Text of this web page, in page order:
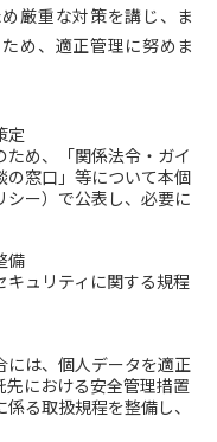
厳重な対策を講じ、ま
め、適正管理に努めま
定
め、「関係法令・ガイ
の窓口」等について本個
ー）で公表し、必要に
備
ュリティに関する規程
は、個人データを適正
における安全管理措置
る取扱規程を整備し、